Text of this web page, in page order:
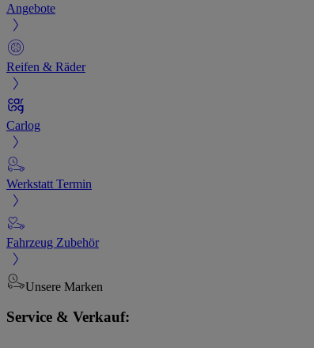
Angebote
Reifen & Räder
Carlog
Werkstatt Termin
Fahrzeug Zubehör
Unsere Marken
Service & Verkauf: